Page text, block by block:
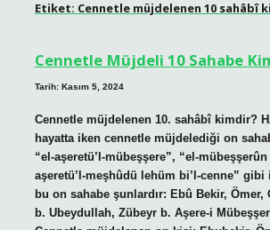
Etiket: Cennetle müjdelenen 10 sahâbî
Cennetle Müjdeli 10 Sahabe
Tarih: Kasım 5, 2024
Cennetle müjdelenen 10. sahâbî kimdir?
hayatta iken cennetle müjdelediği on
“el-aşeretü’l-mübeşşere”, “el-
aşeretü’l-meşhûdü lehüm bi’l-cenne” gibi
bu on sahabe şunlardır: Ebû Bekir, Ömer,
b. Ubeydullah, Zübeyr b. Aşere-i